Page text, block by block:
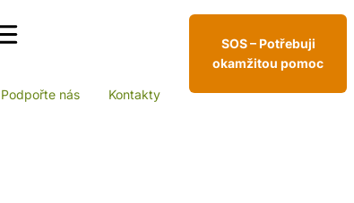
Podpořte nás Kontakty
SOS – Potřebuji
okamžitou pomoc